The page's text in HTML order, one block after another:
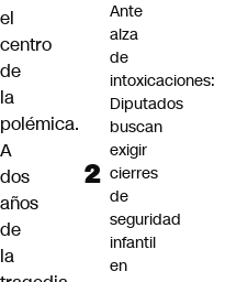
el
centro
de
la
polémica.
A
dos
años
de
la
Ante
alza
de
intoxicaciones:
Diputados
buscan
exigir
cierres
de
seguridad
infantil
en